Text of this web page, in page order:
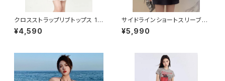
クロスストラップリブトップス 10
13-240905003
¥4,590
サイドラインショートスリーブセ
ット 1013-240806014set
¥5,990